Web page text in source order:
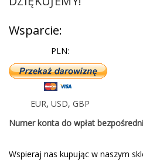
Wsparcie:
PLN:
EUR, USD, GBP
Numer konta do wpłat
Wspieraj nas kupując w naszym